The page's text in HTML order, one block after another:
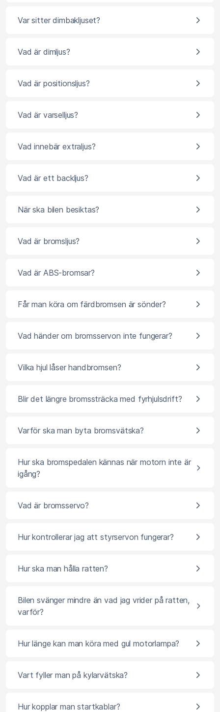
Var sitter dimbakljuset?
Vad är dimljus?
Vad är positionsljus?
Vad är varselljus?
Vad innebär extraljus?
Vad är ett backljus?
När ska bilen besiktas?
Vad är bromsljus?
Vad är ABS-bromsar?
Får man köra om färdbromsen är sönder?
Vad händer om bromsservon inte fungerar?
Vilka hjul låser handbromsen?
Blir det längre bromssträcka med fyrhjulsdrift?
Varför ska man byta bromsvätska?
Hur ska bromspedalen kännas när motorn inte är
igång?
Vad är bromsservo?
Hur kontrollerar jag att styrservon fungerar?
Hur ska man hålla ratten?
Bilen svänger mindre än vad jag vrider på ratten,
varför?
Hur länge kan man köra med gul motorlampa?
Vart fyller man på kylarvätska?
Hur kopplar man startkablar?